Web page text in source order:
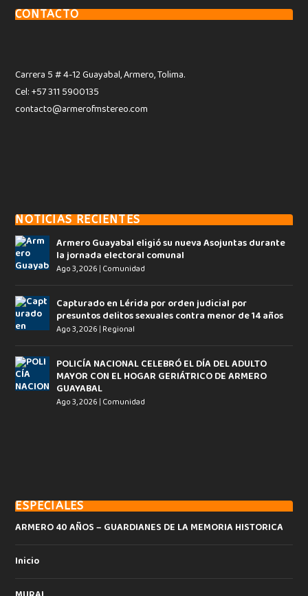
CONTACTO
Carrera 5 # 4-12 Guayabal, Armero, Tolima.
Cel: +57 311 5900135
contacto@armerofmstereo.com
NOTICIAS RECIENTES
Armero Guayabal eligió su nueva Asojuntas durante
la jornada electoral comunal
Ago 3, 2026 | Comunidad
Capturado en Lérida por orden judicial por
presuntos delitos sexuales contra menor de 14 años
Ago 3, 2026 | Regional
POLICÍA NACIONAL CELEBRÓ EL DÍA DEL ADULTO
MAYOR CON EL HOGAR GERIÁTRICO DE ARMERO
GUAYABAL
Ago 3, 2026 | Comunidad
ESPECIALES
ARMERO 40 AÑOS – GUARDIANES DE LA MEMORIA HISTORICA
Inicio